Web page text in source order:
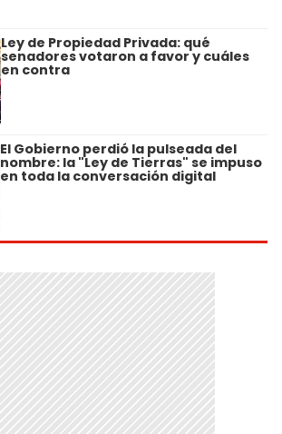
Ley de Propiedad Privada: qué
senadores votaron a favor y cuáles
en contra
El Gobierno perdió la pulseada del
nombre: la "Ley de Tierras" se impuso
en toda la conversación digital